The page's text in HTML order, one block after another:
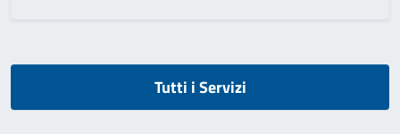
Tutti i Servizi